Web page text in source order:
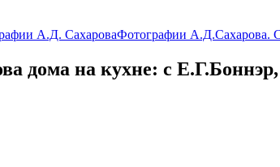
А.Д. СахароваФотографии А.Д.Сахарова.
дома на кухне: с